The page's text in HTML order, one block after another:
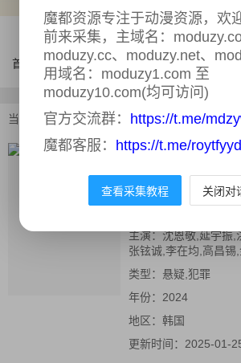
首页 电影 连续剧 综艺 体
当前位置： 首页>电影 杀手们
又名：The Killers,杀手
主演：沈恩敬,延宇振,
张铉诚,李在均,高昌锡
类型： 悬疑,犯罪
年份： 2024
地区： 韩国
更新时间： 2025-01-
魔都资源专注于动漫资源，欢
前来采集，主域名：
moduzy.cc、moduzy.net、
用域名：moduzy1.com 至
moduzy10.com(均可访问)
官方交流群： https://t.me/
魔都客服： https://t.me/
查看采集教程 关闭对